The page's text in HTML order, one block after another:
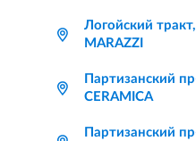
Логойский
MARAZZI
Партизанский
CERAMICA
Партизанский